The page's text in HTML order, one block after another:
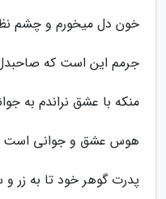
خون دل میخورم و چشم
جرمم این است که
منکه با عشق نراندم به
هوس عشق و جوانی است
پدرت گوهر خود تا به زر